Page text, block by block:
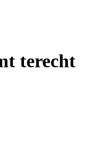
terecht